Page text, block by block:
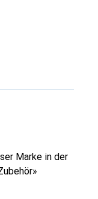
Marke in der